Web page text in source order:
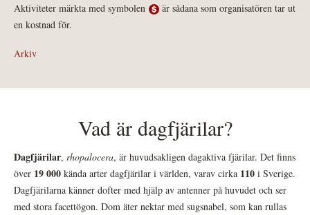
Aktiviteter märkta med symbolen
är sådana som organisatören tar ut
en kostnad för.
Arkiv
Vad är dagfjärilar?
Dagfjärilar, rhopalocera, är huvudsakligen dagaktiva fjärilar. Det finns
över 19 000 kända arter dagfjärilar i världen, varav cirka 110 i Sverige.
Dagfjärilarna känner dofter med hjälp av antenner på huvudet och ser
med stora facettögon. Dom äter nektar med sugsnabel, som kan rullas